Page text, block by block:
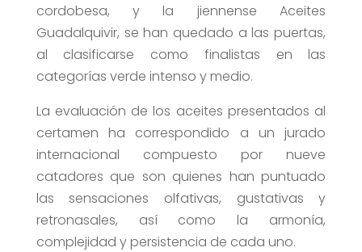
cordobesa, y la jiennense Aceites
Guadalquivir, se han quedado a las puertas,
al clasificarse como finalistas en las
categorías verde intenso y medio.
La evaluación de los aceites presentados al
certamen ha correspondido a un jurado
internacional compuesto por nueve
catadores que son quienes han puntuado
las sensaciones olfativas, gustativas y
retronasales, así como la armonía,
complejidad y persistencia de cada uno.